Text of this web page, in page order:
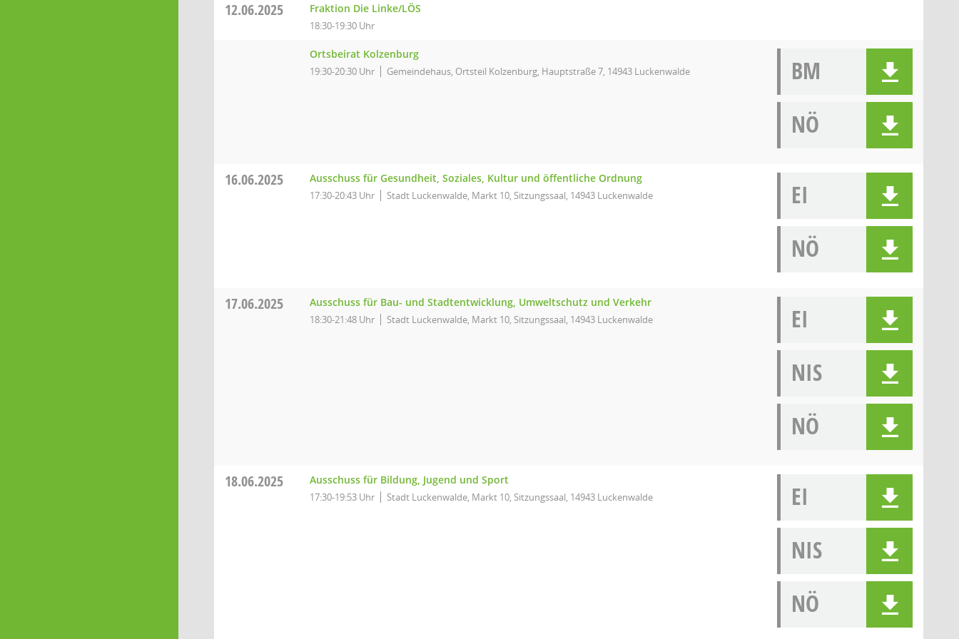
12.06.2025 Fraktion Die Linke/LÖS
18:30-19:30 Uhr
Ortsbeirat Kolzenburg
19:30-20:30 Uhr Gemeindehaus, Ortsteil Kolzenburg, Hauptstraße 7, 14943 Luckenwalde
BM
NÖ
16.06.2025 Ausschuss für Gesundheit, Soziales, Kultur und öffentliche Ordnung
17:30-20:43 Uhr Stadt Luckenwalde, Markt 10, Sitzungssaal, 14943 Luckenwalde
EI
NÖ
17.06.2025 Ausschuss für Bau- und Stadtentwicklung, Umweltschutz und Verkehr
18:30-21:48 Uhr Stadt Luckenwalde, Markt 10, Sitzungssaal, 14943 Luckenwalde
EI
NIS
NÖ
18.06.2025 Ausschuss für Bildung, Jugend und Sport
17:30-19:53 Uhr Stadt Luckenwalde, Markt 10, Sitzungssaal, 14943 Luckenwalde
EI
NIS
NÖ